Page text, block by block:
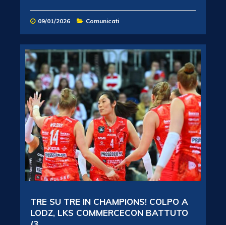
09/01/2026 Comunicati
TRE SU TRE IN CHAMPIONS! COLPO A
LODZ, LKS COMMERCECON BATTUTO